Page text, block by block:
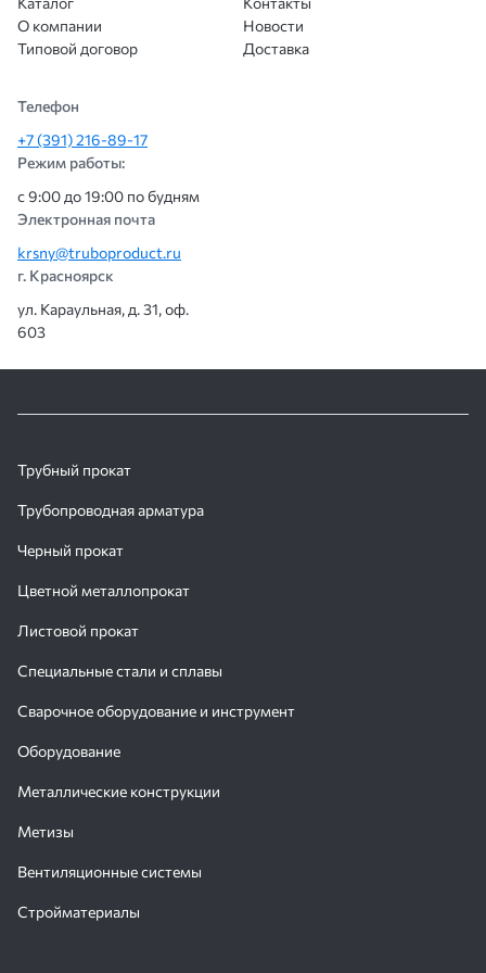
О компании
Типовой договор
Новости
Доставка
Телефон
+7 (391) 216-89-17
Режим работы:
с 9:00 до 19:00 по будням
Электронная почта
krsny@truboproduct.ru
г. Красноярск
ул. Караульная, д. 31, оф.
603
Трубный прокат
Трубопроводная арматура
Черный прокат
Цветной металлопрокат
Листовой прокат
Специальные стали и сплавы
Сварочное оборудование и инструмент
Оборудование
Металлические конструкции
Метизы
Вентиляционные системы
Стройматериалы